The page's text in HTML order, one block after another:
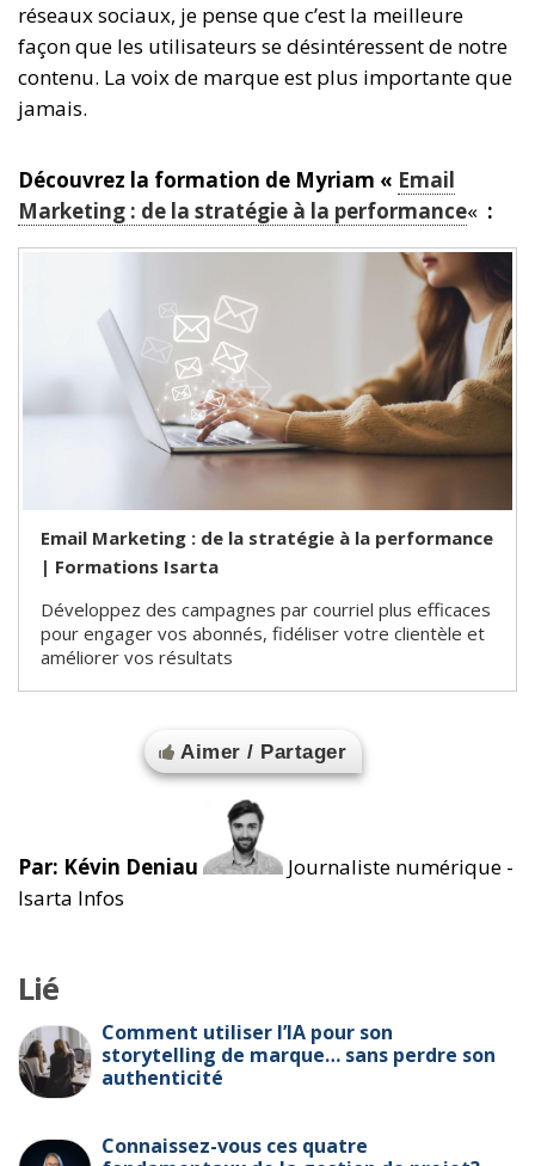
réseaux sociaux, je pense que c’est la meilleure
façon que les utilisateurs se désintéressent de notre
contenu. La voix de marque est plus importante que
jamais.
Découvrez la formation de Myriam « Email
Marketing : de la stratégie à la performance« :
Email Marketing : de la stratégie à la performance
| Formations Isarta
Développez des campagnes par courriel plus efficaces
pour engager vos abonnés, fidéliser votre clientèle et
améliorer vos résultats
Aimer / Partager
Par: Kévin Deniau
Journaliste numérique -
Isarta Infos
Lié
Comment utiliser l’IA pour son
storytelling de marque… sans perdre son
authenticité
Connaissez-vous ces quatre